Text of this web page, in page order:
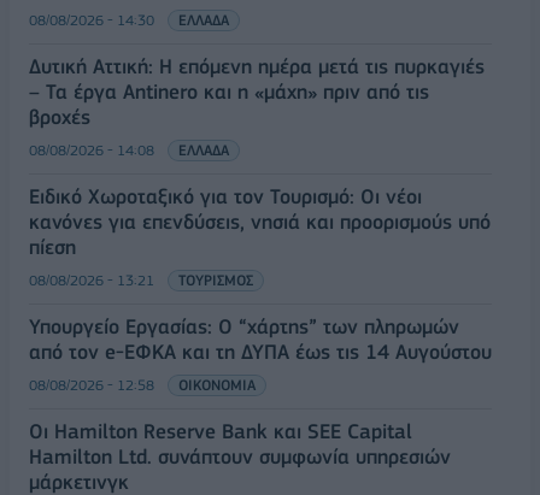
08/08/2026 - 14:30 ΕΛΛΑΔΑ
Δυτική Αττική: Η επόμενη ημέρα μετά τις πυρκαγιές
– Τα έργα Antinero και η «μάχη» πριν από τις
βροχές
08/08/2026 - 14:08 ΕΛΛΑΔΑ
Ειδικό Χωροταξικό για τον Τουρισμό: Οι νέοι
κανόνες για επενδύσεις, νησιά και προορισμούς υπό
πίεση
08/08/2026 - 13:21 ΤΟΥΡΙΣΜΟΣ
Υπουργείο Εργασίας: Ο “χάρτης” των πληρωμών
από τον e-ΕΦΚΑ και τη ΔΥΠΑ έως τις 14 Αυγούστου
08/08/2026 - 12:58 ΟΙΚΟΝΟΜΙΑ
Οι Hamilton Reserve Bank και SEE Capital
Hamilton Ltd. συνάπτουν συμφωνία υπηρεσιών
μάρκετινγκ